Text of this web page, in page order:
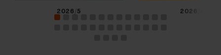
2026/5 2026/4